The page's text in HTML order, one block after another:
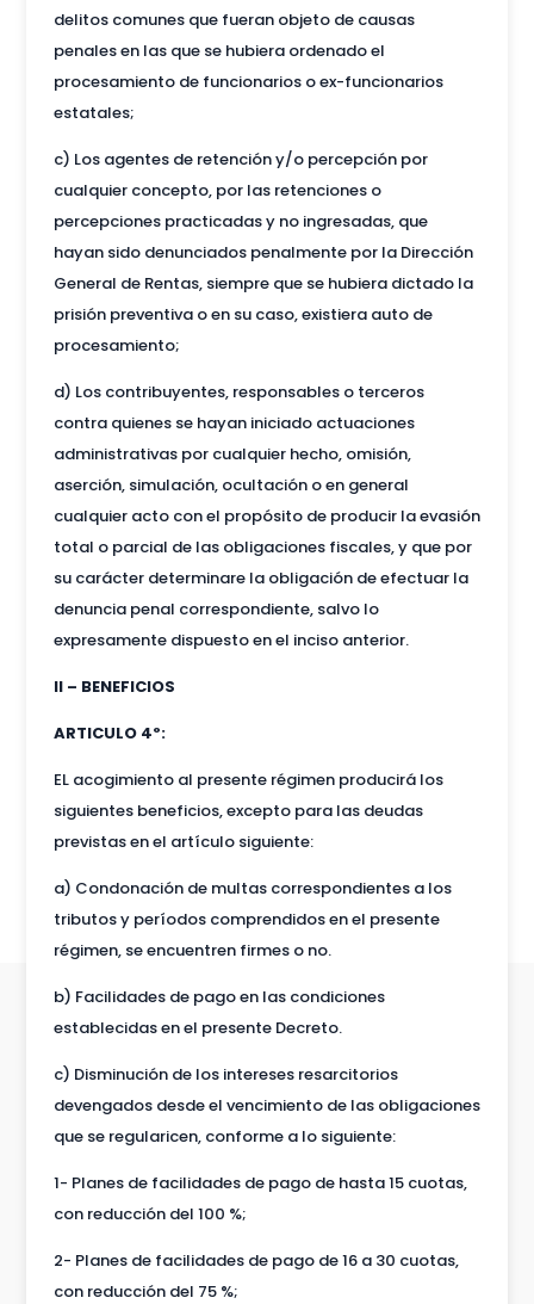
delitos comunes que fueran objeto de causas
penales en las que se hubiera ordenado el
procesamiento de funcionarios o ex-funcionarios
estatales;
c) Los agentes de retención y/o percepción por
cualquier concepto, por las retenciones o
percepciones practicadas y no ingresadas, que
hayan sido denunciados penalmente por la Dirección
General de Rentas, siempre que se hubiera dictado la
prisión preventiva o en su caso, existiera auto de
procesamiento;
d) Los contribuyentes, responsables o terceros
contra quienes se hayan iniciado actuaciones
administrativas por cualquier hecho, omisión,
aserción, simulación, ocultación o en general
cualquier acto con el propósito de producir la evasión
total o parcial de las obligaciones fiscales, y que por
su carácter determinare la obligación de efectuar la
denuncia penal correspondiente, salvo lo
expresamente dispuesto en el inciso anterior.
II – BENEFICIOS
ARTICULO 4º:
EL acogimiento al presente régimen producirá los
siguientes beneficios, excepto para las deudas
previstas en el artículo siguiente:
a) Condonación de multas correspondientes a los
tributos y períodos comprendidos en el presente
régimen, se encuentren firmes o no.
b) Facilidades de pago en las condiciones
establecidas en el presente Decreto.
c) Disminución de los intereses resarcitorios
devengados desde el vencimiento de las obligaciones
que se regularicen, conforme a lo siguiente:
1- Planes de facilidades de pago de hasta 15 cuotas,
con reducción del 100 %;
2- Planes de facilidades de pago de 16 a 30 cuotas,
con reducción del 75 %;